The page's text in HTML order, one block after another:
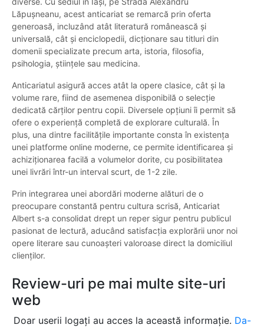
Lăpușneanu, acest anticariat se remarcă prin oferta
generoasă, incluzând atât literatură românească și
universală, cât și enciclopedii, dicționare sau titluri din
domenii specializate precum arta, istoria, filosofia,
psihologia, științele sau medicina.
Anticariatul asigură acces atât la opere clasice, cât și la
volume rare, fiind de asemenea disponibilă o selecție
dedicată cărților pentru copii. Diversele opțiuni îi permit să
ofere o experiență completă de explorare culturală. În
plus, una dintre facilitățile importante consta în existența
unei platforme online moderne, ce permite identificarea și
achiziționarea facilă a volumelor dorite, cu posibilitatea
unei livrări într-un interval scurt, de 1-2 zile.
Prin integrarea unei abordări moderne alături de o
preocupare constantă pentru cultura scrisă, Anticariat
Albert s-a consolidat drept un reper sigur pentru publicul
pasionat de lectură, aducând satisfacția explorării unor noi
opere literare sau cunoașteri valoroase direct la domiciliul
clienților.
Review-uri pe mai multe site-uri
web
Doar userii logați au acces la această informație. Da-